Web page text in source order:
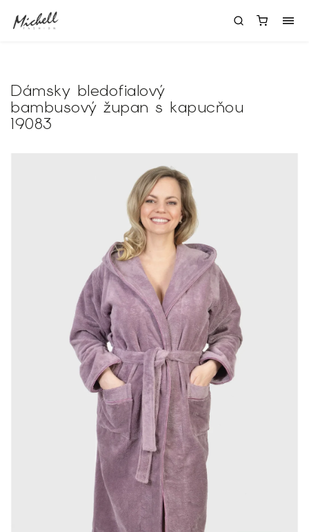
Dámsky bledofialový
bambusový župan s kapucňou
19083